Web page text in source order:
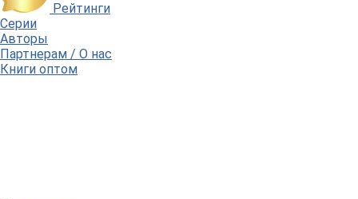
Рейтинги
Серии
Авторы
Партнерам / О нас
Книги оптом